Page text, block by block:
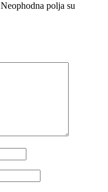
Neophodna polja su